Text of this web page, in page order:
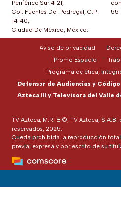
Periférico Sur 4121,
Col. Fuentes Del Pedregal, C.P.
14140,
Ciudad De México, México.
55
TV Azteca, M.R. & ©, TV Azteca,
reservados, 2025.
Queda prohibida la reproducción
previa, expresa y por escrito de su
Aviso de privacidad
Promo Espacio
Programa de ética,
Defensor de Audiencias y
Azteca III y Televisora del Valle